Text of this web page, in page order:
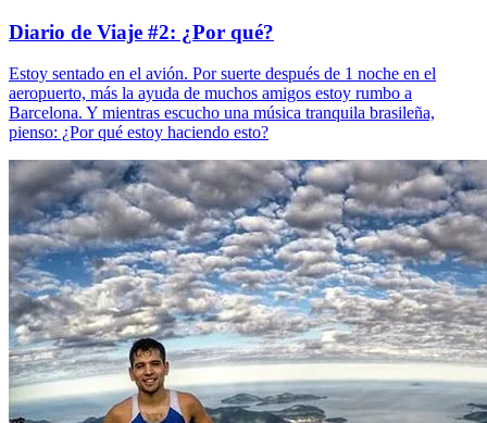
Diario de Viaje #2: ¿Por qué?
Estoy sentado en el avión. Por suerte después de 1 noche en el
aeropuerto, más la ayuda de muchos amigos estoy rumbo a
Barcelona. Y mientras escucho una música tranquila brasileña,
pienso: ¿Por qué estoy haciendo esto?